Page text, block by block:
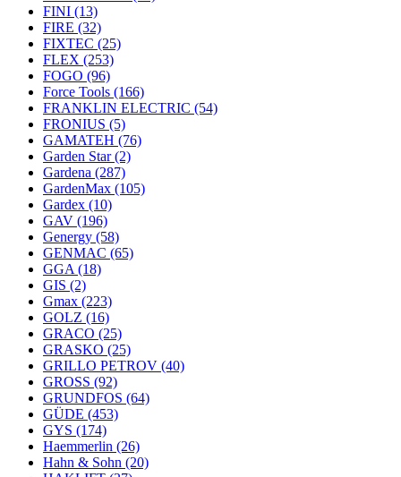
FINI (13)
FIRE (32)
FIXTEC (25)
FLEX (253)
FOGO (96)
Force Tools (166)
FRANKLIN ELECTRIC (54)
FRONIUS (5)
GAMATEH (76)
Garden Star(2)
Gardena (287)
GardenMax (105)
Gardex (10)
GAV (196)
Genergy (58)
GENMAC (65)
GGA (18)
GIS (2)
Gmax (223)
GOLZ (16)
GRACO (25)
GRASKO (25)
GRILLO PETROV (40)
GROSS (92)
GRUNDFOS (64)
GÜDE (453)
GYS (174)
Haemmerlin (26)
Hahn & Sohn (20)